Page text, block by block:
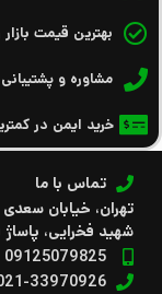
بهترین قیمت
مشاوره و پشتیبانی
خرید ایمن در
تماس با ما
تهران، خیابان
شهید فخرایی، پاساژ
09125079825
33970926